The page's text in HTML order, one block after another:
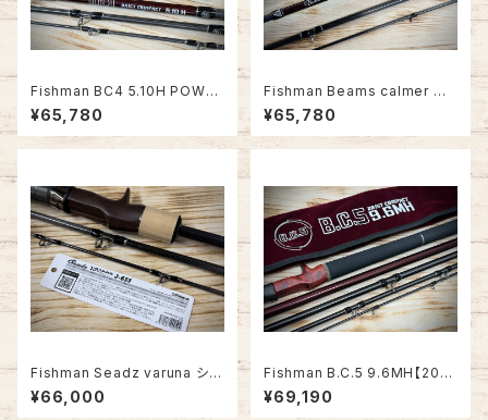
Fishman BC4 5.10H POWER
GRIPZ EDITION【2026年新製
品】
¥65,780
Fishman Beams calmer カ
ルマー 8.0M【話題のベイトエギ
ングロッド！】
¥65,780
Fishman Seadz varuna シー
ズヴァルナ J-633
¥66,000
Fishman B.C.5 9.6MH【2025
年新作】
¥69,190